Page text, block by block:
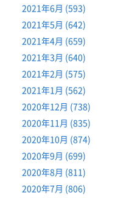
2021年6月 (593)
2021年5月 (642)
2021年4月 (659)
2021年3月 (640)
2021年2月 (575)
2021年1月 (562)
2020年12月 (738)
2020年11月 (835)
2020年10月 (874)
2020年9月 (699)
2020年8月 (811)
2020年7月 (806)